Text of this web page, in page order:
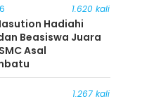
1.620 kali
Hadiahi
Beasiswa Juara
Asal
1.267 kali